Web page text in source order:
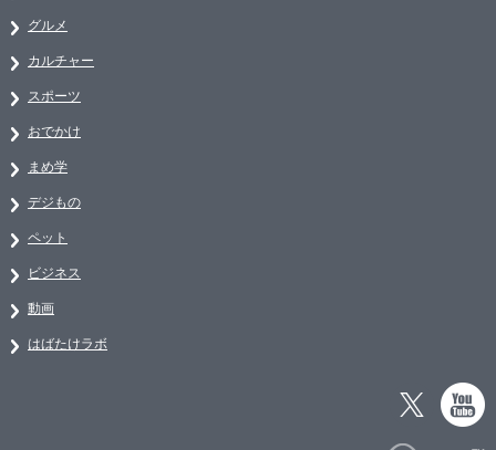
グルメ
カルチャー
スポーツ
おでかけ
まめ学
デジもの
ペット
ビジネス
動画
はばたけラボ